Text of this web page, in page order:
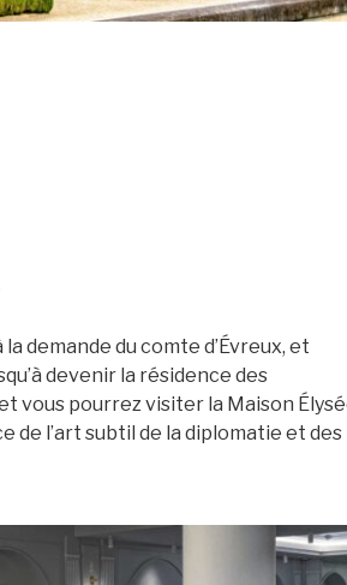
demande du comte d’Évreux, et
devenir la résidence des
vous pourrez visiter la Maison
de l’art subtil de la diplomatie et des